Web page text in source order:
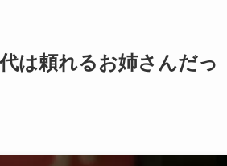
は頼れるお姉さんだっ